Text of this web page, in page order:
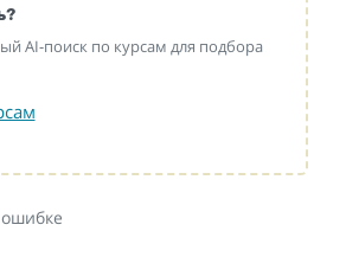
AI-поиск по курсам для подбора